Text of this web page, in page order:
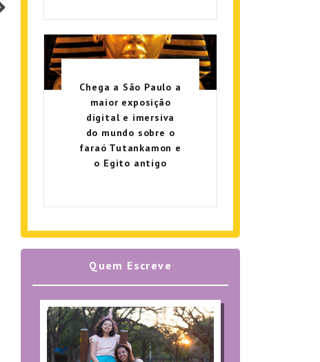
Chega a São Paulo a
maior exposição
digital e imersiva
do mundo sobre o
faraó Tutankamon e
o Egito antigo
Quem Escreve